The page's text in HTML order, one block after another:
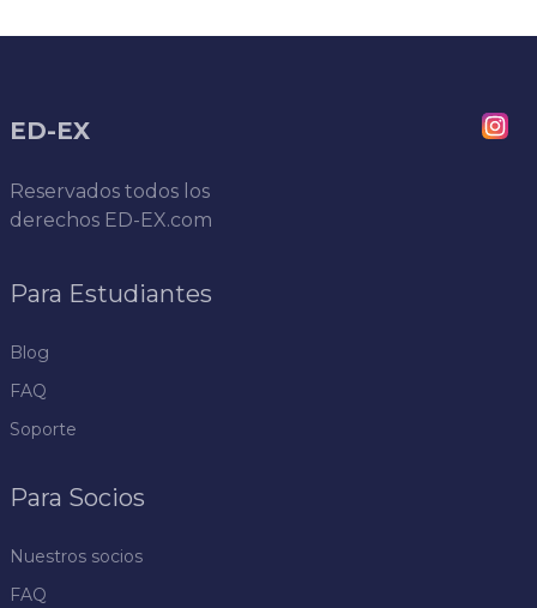
ED-EX
Reservados todos los
derechos ED-EX.com
Para Estudiantes
Blog
FAQ
Soporte
Para Socios
Nuestros socios
FAQ